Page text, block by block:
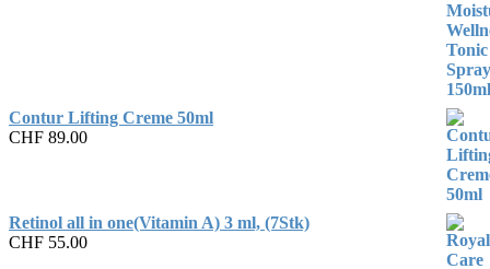
Contur Lifting Creme 50ml
CHF 89.00
Retinol all in one(Vitamin A) 3 ml, (7Stk)
CHF 55.00